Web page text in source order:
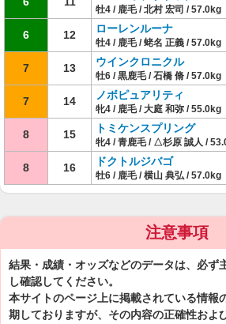
牡4 / 鹿毛 / 北村 宏司 / 57.0kg
6 12 ローレンルーナ
牡4 / 鹿毛 / 蛯名 正義 / 57.0kg
7 13 ウインクロニクル
牡6 / 黒鹿毛 / 石橋 脩 / 57.0kg
7 14 ノボピュアリティ
牝4 / 鹿毛 / 大庭 和弥 / 55.0kg
8 15 トミケンスプリング
牝4 / 青鹿毛 / △杉原 誠人 /
8 16 ドクトルジバゴ
牡6 / 鹿毛 / 横山 典弘 / 57.0kg
注意事項
結果・成績・オッズなどのデータは、必ず
し確認してください。
本サイトのページ上に掲載されている情報
期しておりますが、その内容の正確性およ